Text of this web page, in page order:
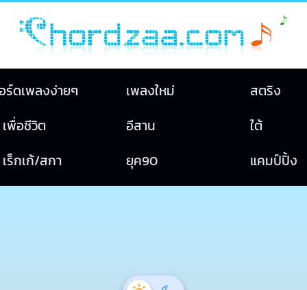
ร์ดเพลงง่ายๆ เพลงใหม่
สตริง
เพื่อชีวิต
อีสาน
ใต้
เร็กเก้/สกา
ยุค90 แคมป์ปิ้ง